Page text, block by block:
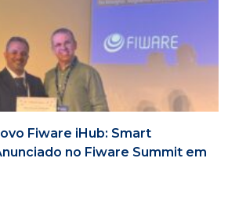
Fiware iHub: Smart
no Fiware Summit em